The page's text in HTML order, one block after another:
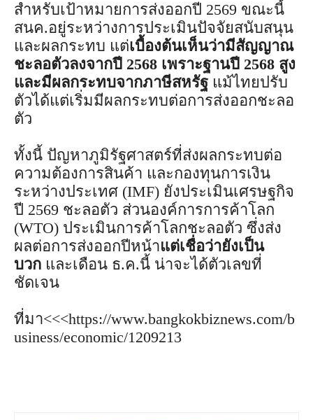
สำหรับเป้าหมายการส่งออกปี 2569 ขณะนี้
สนค.อยู่ระหว่างการประเมินปัจจัยสนับสนุน
และผลกระทบ แต่เบื้องต้นเห็นว่ามีสัญญาณ
ชะลอตัวลงจากปี 2568 เพราะฐานปี 2568 สูง
และมีผลกระทบจากภาษีสหรัฐ แม้ไทยปรับ
ตัวได้แต่เริ่มมีผลกระทบต่อการส่งออกชะลอ
ตัว
ทั้งนี้ ปัญหาภูมิรัฐศาสตร์ที่ส่งผลกระทบต่อ
ความต้องการสินค้า และกองทุนการเงิน
ระหว่างประเทศ (IMF) ยังประเมินเศรษฐกิจ
ปี 2569 ชะลอตัว ส่วนองค์การการค้าโลก
(WTO) ประเมินการค้าโลกชะลอตัว ซึ่งส่ง
ผลต่อการส่งออกปีหน้าแต่เชื่อว่ายังเป็น
บวก และเดือน ธ.ค.นี้ น่าจะได้ตัวเลขที่
ชัดเจน
ที่มา<<<https://www.bangkokbiznews.com/b
usiness/economic/1209213